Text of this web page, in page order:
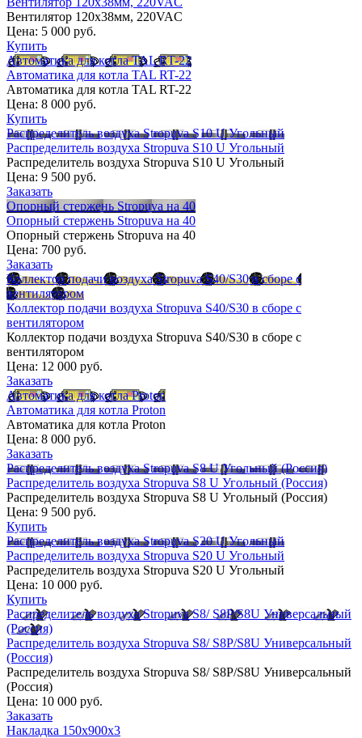
Вентилятор 120х38мм, 220VAC
Цена: 5 000 руб.
Купить
Автоматика для котла TAL RT-22
Автоматика для котла TAL RT-22
Автоматика для котла TAL RT-22
Цена: 8 000 руб.
Купить
Распределитель воздуха Stropuva S10 U Угольный
Распределитель воздуха Stropuva S10 U Угольный
Распределитель воздуха Stropuva S10 U Угольный
Цена: 9 500 руб.
Заказать
Опорный стержень Stropuva на 40
Опорный стержень Stropuva на 40
Опорный стержень Stropuva на 40
Цена: 700 руб.
Заказать
Коллектор подачи воздуха Stropuva S40/S30 в сборе с
вентилятором
Коллектор подачи воздуха Stropuva S40/S30 в сборе с
вентилятором
Коллектор подачи воздуха Stropuva S40/S30 в сборе с
вентилятором
Цена: 12 000 руб.
Заказать
Автоматика для котла Proton
Автоматика для котла Proton
Автоматика для котла Proton
Цена: 8 000 руб.
Заказать
Распределитель воздуха Stropuva S8 U Угольный (Россия)
Распределитель воздуха Stropuva S8 U Угольный (Россия)
Распределитель воздуха Stropuva S8 U Угольный (Россия)
Цена: 9 500 руб.
Купить
Распределитель воздуха Stropuva S20 U Угольный
Распределитель воздуха Stropuva S20 U Угольный
Распределитель воздуха Stropuva S20 U Угольный
Цена: 10 000 руб.
Купить
Распределитель воздуха Stropuva S8/ S8P/S8U Универсальный
(Россия)
Распределитель воздуха Stropuva S8/ S8P/S8U Универсальный
(Россия)
Распределитель воздуха Stropuva S8/ S8P/S8U Универсальный
(Россия)
Цена: 10 000 руб.
Заказать
Накладка 150х900х3